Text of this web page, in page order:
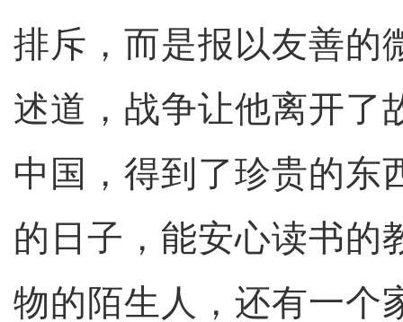
排斥，而是报以友善的
述道，战争让他离开了
中国，得到了珍贵的东
的日子，能安心读书的
物的陌生人，还有一个